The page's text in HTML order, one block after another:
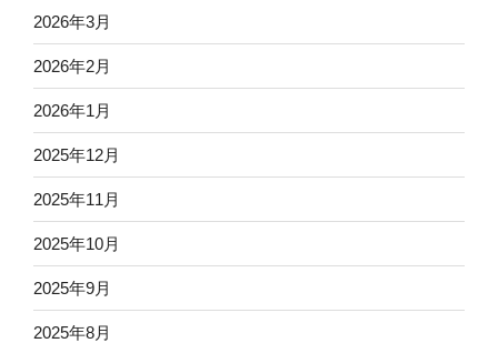
2026年3月
2026年2月
2026年1月
2025年12月
2025年11月
2025年10月
2025年9月
2025年8月